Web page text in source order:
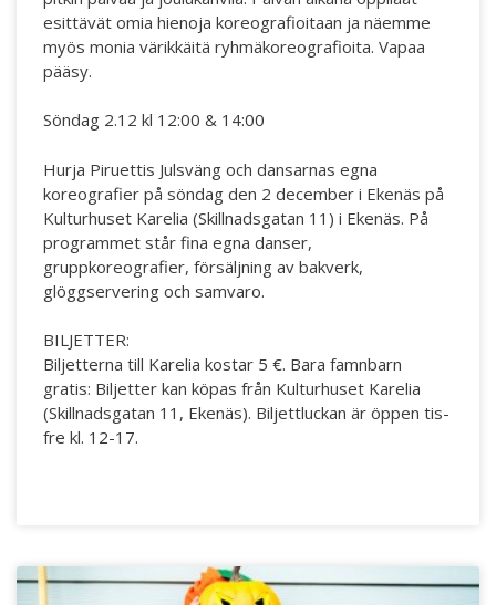
esittävät omia hienoja koreografioitaan ja näemme
myös monia värikkäitä ryhmäkoreografioita. Vapaa
pääsy.
Söndag 2.12 kl 12:00 & 14:00
Hurja Piruettis Julsväng och dansarnas egna
koreografier på söndag den 2 december i Ekenäs på
Kulturhuset Karelia (Skillnadsgatan 11) i Ekenäs. På
programmet står fina egna danser,
gruppkoreografier, försäljning av bakverk,
glöggservering och samvaro.
BILJETTER:
Biljetterna till Karelia kostar 5 €. Bara famnbarn
gratis: Biljetter kan köpas från Kulturhuset Karelia
(Skillnadsgatan 11, Ekenäs). Biljettluckan är öppen tis-
fre kl. 12-17.